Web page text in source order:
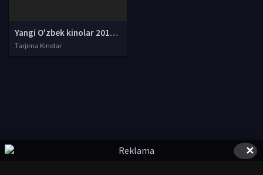
Yangi O'zbek kinolar 2010-2011-2012-2013-2014-2015-2016-2017-2018-2019-2020-2021-2022-2023-2024-2025 O'zbek tilida Uzbek tarjima Full HD
Tarjima Kinolar
✕